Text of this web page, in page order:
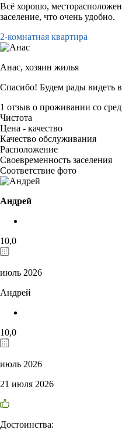
Всё хорошо,
заселение, что очень удобно.
2-комнатная квартира
Анас, хозяин жилья
Спасибо! Будем рады видеть
1 отзыв о проживании со
Чистота
Цена - качество
Качество обслуживания
Расположение
Своевременность заселения
Соответствие фото
Андрей
10,0
июль 2026
Андрей
10,0
июль 2026
21 июля 2026
Достоинства: